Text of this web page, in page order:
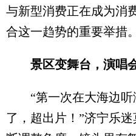
与新型消费正在成为消
合这一趋势的重要举措
景区变舞台，演唱会
“第一次在大海边听
了，超出片！”济宁乐